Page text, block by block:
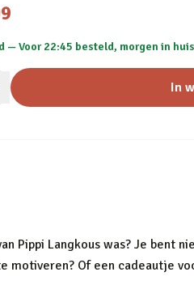
—Voor 22:45 besteld, morgen in
In
Pippi Langkous was? Je bent
Of een cadeautje